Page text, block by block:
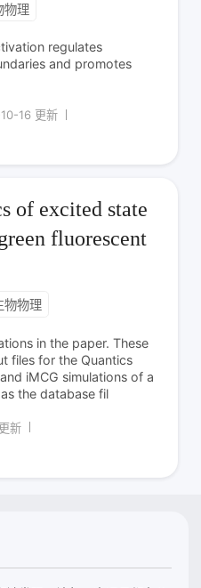
物理
regulates
and promotes
16 更新
of excited state
fluorescent
物物理
in the paper. These
files for the Quantics
iMCG simulations of a
the database fil
新